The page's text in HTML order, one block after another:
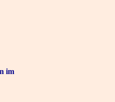
im